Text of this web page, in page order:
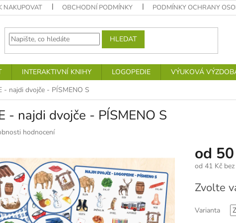
NAKUPOVAT OBCHODNÍ PODMÍNKY PODMÍNKY OCHRANY
HLEDAT
INTERAKTIVNÍ KNIHY LOGOPEDIE VÝUKOVÁ
- najdi dvojče - PÍSMENO S
- najdi dvojče - PÍSMENO S
hodnocení
od
od 41 Kčbez
cena:
Zvolte
Varianta